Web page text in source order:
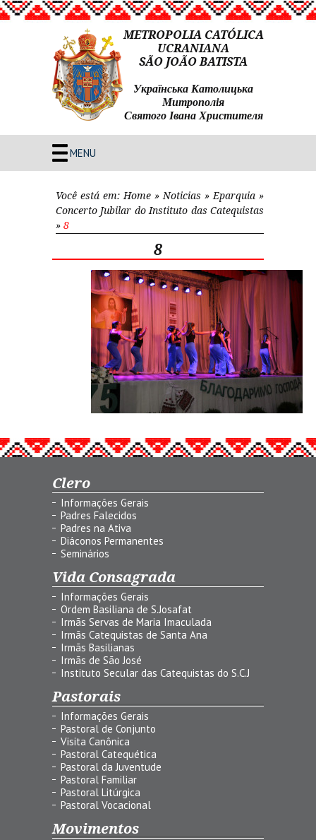
METROPOLIA CATÓLICA
UCRANIANA
SÃO JOÃO BATISTA
Українська Католицька
Митрополія
Святого Івана Христителя
MENU
Você está em: Home » Noticias » Eparquia »
Concerto Jubilar do Instituto das Catequistas
» 8
8
Clero
Informações Gerais
Padres Falecidos
Padres na Ativa
Diáconos Permanentes
Seminários
Vida Consagrada
Informações Gerais
Ordem Basiliana de S.Josafat
Irmãs Servas de Maria Imaculada
Irmãs Catequistas de Santa Ana
Irmãs Basilianas
Irmãs de São José
Instituto Secular das Catequistas do S.C.J
Pastorais
Informações Gerais
Pastoral de Conjunto
Visita Canônica
Pastoral Catequética
Pastoral da Juventude
Pastoral Familiar
Pastoral Litúrgica
Pastoral Vocacional
Movimentos